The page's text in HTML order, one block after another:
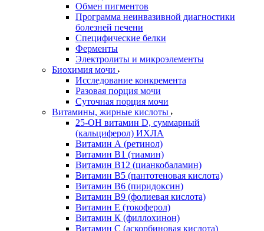
Обмен пигментов
Программа неинвазивной диагностики
болезней печени
Специфические белки
Ферменты
Электролиты и микроэлементы
Биохимия мочи
Исследование конкремента
Разовая порция мочи
Суточная порция мочи
Витамины, жирные кислоты
25-OH витамин D, суммарный
(кальциферол) ИХЛА
Витамин А (ретинол)
Витамин В1 (тиамин)
Витамин В12 (цианкобаламин)
Витамин В5 (пантотеновая кислота)
Витамин В6 (пиридоксин)
Витамин В9 (фолиевая кислота)
Витамин Е (токоферол)
Витамин К (филлохинон)
Витамин С (аскорбиновая кислота)